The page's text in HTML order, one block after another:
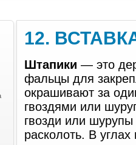
12.
Штапики — это
фальцы для
окрашивают за
гвоздями или
гвозди или
расколоть. В